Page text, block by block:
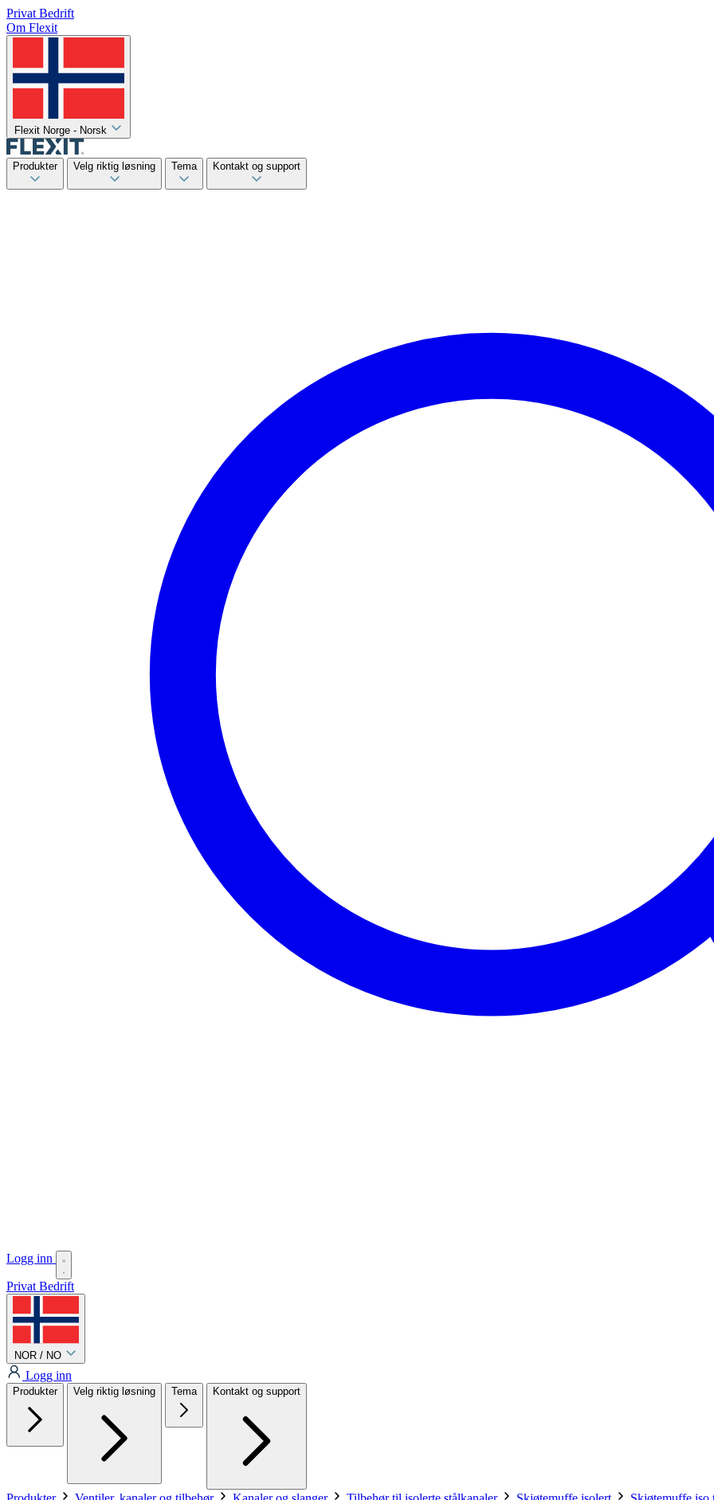
Privat Bedrift
Om Flexit
Flexit Norge - Norsk
Produkter Velg riktig løsning Tema Kontakt og support
Logg inn
Privat Bedrift
NOR / NO
Logg inn
Produkter Velg riktig løsning Tema Kontakt og support